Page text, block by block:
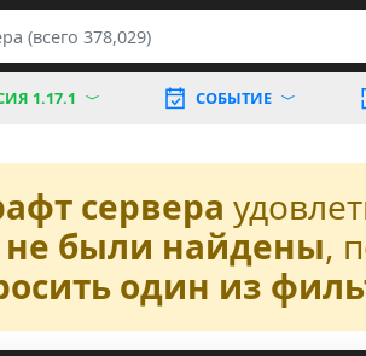
1.17.1 СОБЫТИЕ
сервера
не были найдены,
один из